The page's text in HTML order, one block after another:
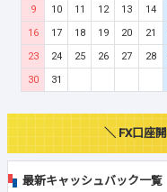
9
10 11 12 13 14
16
17 18 19 20 21
23
24 25 26 27 28
30
31
＼ FX口座
最新キャッシュバック一覧